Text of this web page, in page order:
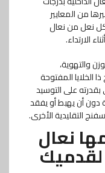
من المعايير
كل نعل من نعال
الارتداء.
والتهوية،
الخلايا المفتوحة
بقدرته على التوسيد
دون أن يهبط أو يفقد
التقليدية الأخرى.
نعال
لقدميك